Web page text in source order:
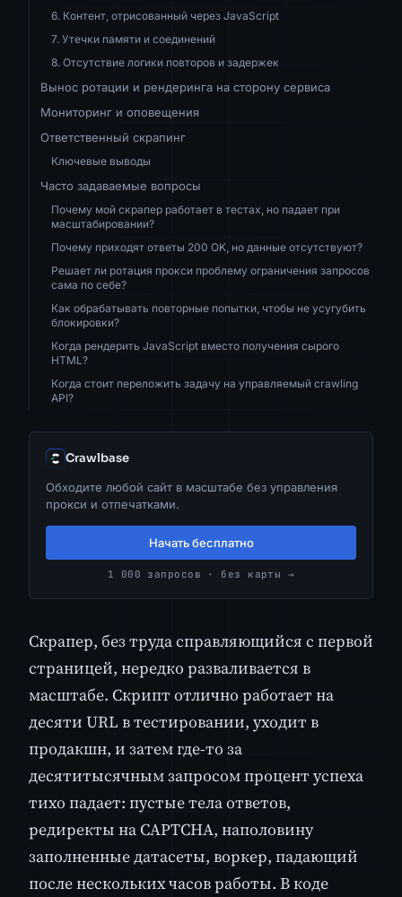
6. Контент, отрисованный через JavaScript
7. Утечки памяти и соединений
8. Отсутствие логики повторов и задержек
Вынос ротации и рендеринга на сторону сервиса
Мониторинг и оповещения
Ответственный скрапинг
Ключевые выводы
Часто задаваемые вопросы
Почему мой скрапер работает в тестах, но падает при
масштабировании?
Почему приходят ответы 200 OK, но данные отсутствуют?
Решает ли ротация прокси проблему ограничения запросов
сама по себе?
Как обрабатывать повторные попытки, чтобы не усугубить
блокировки?
Когда рендерить JavaScript вместо получения сырого
HTML?
Когда стоит переложить задачу на управляемый crawling
API?
Crawlbase
Обходите любой сайт в масштабе без управления
прокси и отпечатками.
Начать бесплатно
1 000 запросов · без карты →
Скрапер, без труда справляющийся с первой
страницей, нередко разваливается в
масштабе. Скрипт отлично работает на
десяти URL в тестировании, уходит в
продакшн, и затем где-то за
десятитысячным запросом процент успеха
тихо падает: пустые тела ответов,
редиректы на CAPTCHA, наполовину
заполненные датасеты, воркер, падающий
после нескольких часов работы. В коде